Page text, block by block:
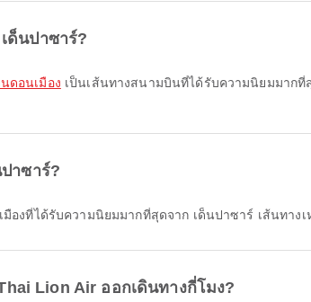
ด็นปาซาร์?
ดอนเมือง เป็นเส้นทางสนามบินที่ได้รับความนิยมมากที่
าซาร์?
มืองที่ได้รับความนิยมมากที่สุดจาก เด็นปาซาร์ เส้นทาง
Lion Air ออกเดินทางกี่โมง?